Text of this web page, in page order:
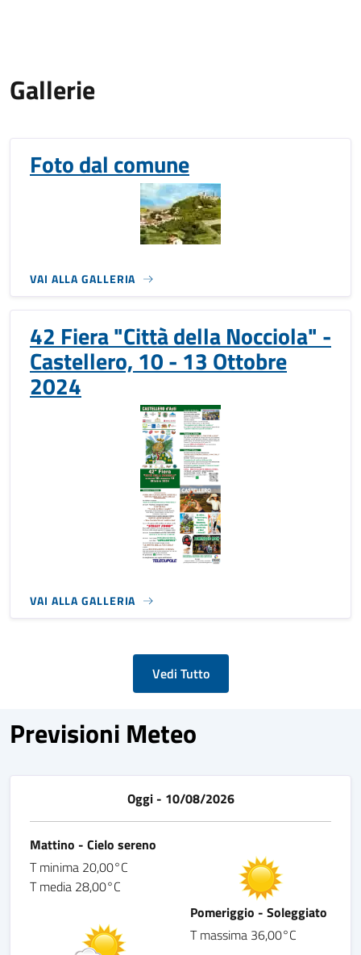
Gallerie
Foto dal comune
VAI ALLA GALLERIA
42 Fiera "Città della Nocciola" -
Castellero, 10 - 13 Ottobre
2024
VAI ALLA GALLERIA
Vedi Tutto
Previsioni Meteo
Oggi - 10/08/2026
Mattino - Cielo sereno
T minima 20,00°C
T media 28,00°C
Pomeriggio - Soleggiato
T massima 36,00°C